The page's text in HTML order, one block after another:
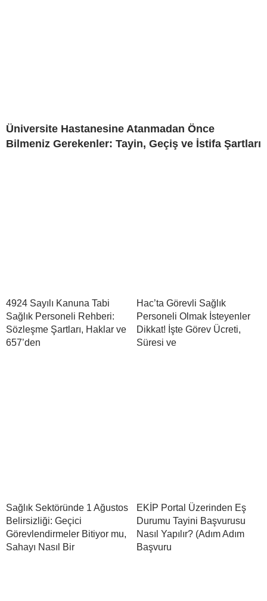
Üniversite Hastanesine Atanmadan Önce
Bilmeniz Gerekenler: Tayin, Geçiş ve İstifa Şartları
4924 Sayılı Kanuna Tabi
Sağlık Personeli Rehberi:
Sözleşme Şartları, Haklar ve
657’den
Hac’ta Görevli Sağlık
Personeli Olmak İsteyenler
Dikkat! İşte Görev Ücreti,
Süresi ve
Sağlık Sektöründe 1 Ağustos
Belirsizliği: Geçici
Görevlendirmeler Bitiyor mu,
Sahayı Nasıl Bir
EKİP Portal Üzerinden Eş
Durumu Tayini Başvurusu
Nasıl Yapılır? (Adım Adım
Başvuru